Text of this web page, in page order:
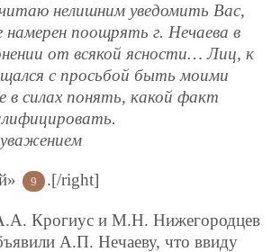
нелишним уведомить Вас,
поощрять г. Нечаева в
от всякой ясности… Лиц, к
с просьбой быть моими
в силах понять, какой факт
9 .[/right]
Крогиус и М.Н. Нижегородцев
А.П. Нечаеву, что ввиду